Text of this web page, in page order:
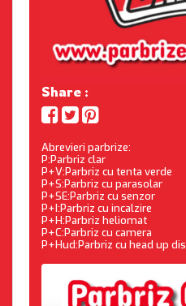
Share :
Abrevieri parbrize:
P:Parbriz clar
P+V:Parbriz cu tenta verde
P+S:Parbriz cu parasolar
P+SE:Parbriz cu senzor
P+I:Parbriz cu incalzire
P+H:Parbriz heliomat
P+C:Parbriz cu camera
P+Hud:Parbriz cu head up